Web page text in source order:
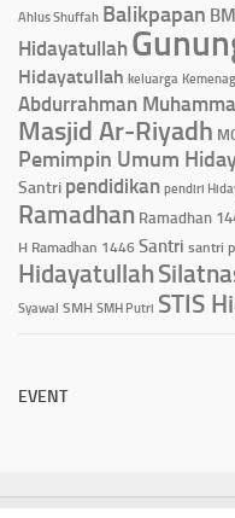
Ahlus Shuffah Balikpapan
Hidayatullah
Hidayatullah keluarga Kemenag
Abdurrahman
Masjid Ar-Riyadh
Pemimpin Umum
Santri pendidikan pendiri
Ramadhan Ramadhan
H Ramadhan 1446 Santri santri
Hidayatullah
Syawal SMH SMH Putri STIS
EVENT